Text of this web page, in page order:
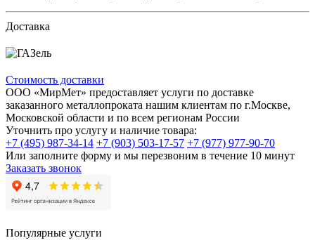
Доставка
Стоимость доставки
ООО «МирМет» предоставляет услуги по доставке
заказанного металлопроката нашим клиентам по г.Москве,
Московской области и по всем регионам России
Уточнить про услугу и наличие товара:
+7 (495) 987-34-14 +7 (903) 503-17-57 +7 (977) 977-90-70
Или заполните форму и мы перезвоним в течение 10 минут
Заказать звонок
Популярные услуги